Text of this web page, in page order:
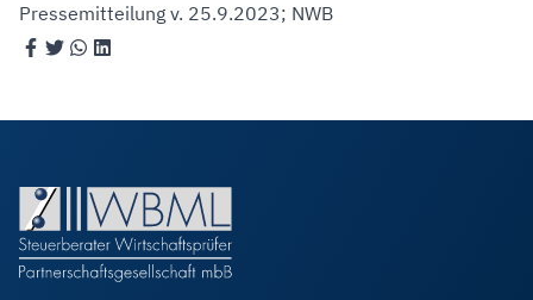
Pressemitteilung v. 25.9.2023; NWB